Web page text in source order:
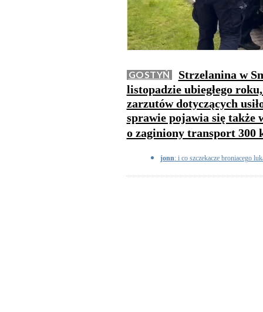
GOSTYŃ
Strzelanina w
listopadzie ubiegłego
zarzutów dotyczących
sprawie pojawia się także
o zaginiony transport
jonn: i co szczekacze broniacego